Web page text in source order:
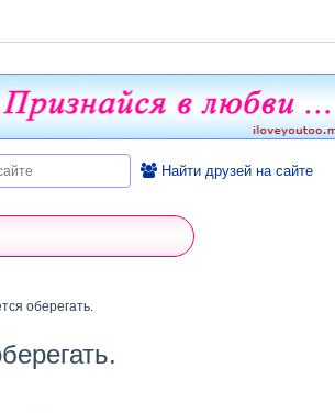
Найти друзей на сайте
оберегать.